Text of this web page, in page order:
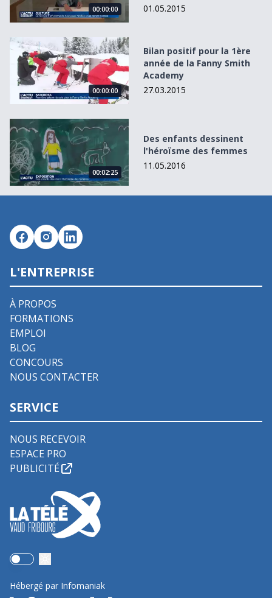
00:00:00
01.05.2015
Bilan positif pour la 1ère année de la Fanny Smith
00:00:00
Bilan positif pour la 1ère
année de la Fanny Smith
Academy
27.03.2015
Des enfants dessinent l&#039;héroïsme des femmes
00:02:25
Des enfants dessinent
l'héroïsme des femmes
11.05.2016
L'ENTREPRISE
À PROPOS
FORMATIONS
EMPLOI
BLOG
CONCOURS
NOUS CONTACTER
SERVICE
NOUS RECEVOIR
ESPACE PRO
PUBLICITÉ
Use setting
Hébergé par Infomaniak